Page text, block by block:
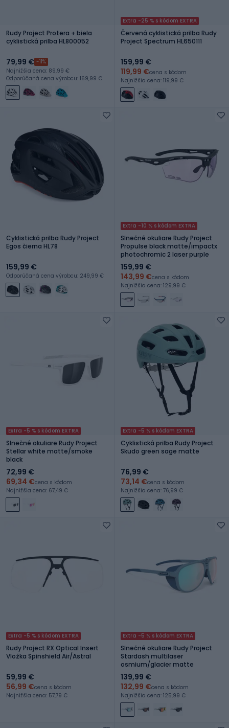
Rudy Project Protera + biela
cyklistická prilba HL800052
79,99 € -11%
Najnižšia cena: 89,99 €
Odporúčaná cena výrobcu: 169,99 €
Extra -25 % s kódom EXTRA
Červená cyklistická prilba Rudy
Project Spectrum HL650111
159,99 €
119,99 €cena s kódom
Najnižšia cena: 119,99 €
Cyklistická prilba Rudy Project
Egos čierna HL78
159,99 €
Odporúčaná cena výrobcu: 249,99 €
Extra -10 % s kódom EXTRA
Slnečné okuliare Rudy Project
Propulse black matte/impactx
photochromic 2 laser purple
159,99 €
143,99 €cena s kódom
Najnižšia cena: 129,99 €
Extra -5 % s kódom EXTRA
Slnečné okuliare Rudy Project
Stellar white matte/smoke
black
72,99 €
69,34 €cena s kódom
Najnižšia cena: 67,49 €
Extra -5 % s kódom EXTRA
Cyklistická prilba Rudy Project
Skudo green sage matte
76,99 €
73,14 €cena s kódom
Najnižšia cena: 76,99 €
Extra -5 % s kódom EXTRA
Rudy Project RX Optical Insert
Vložka Spinshield Air/Astral
59,99 €
56,99 €cena s kódom
Najnižšia cena: 57,79 €
Extra -5 % s kódom EXTRA
Slnečné okuliare Rudy Project
Stardash multilaser
osmium/glacier matte
139,99 €
132,99 €cena s kódom
Najnižšia cena: 125,99 €